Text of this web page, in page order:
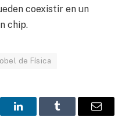
coexistir en un
chip.
de Física
LinkedInTumblr
Correo